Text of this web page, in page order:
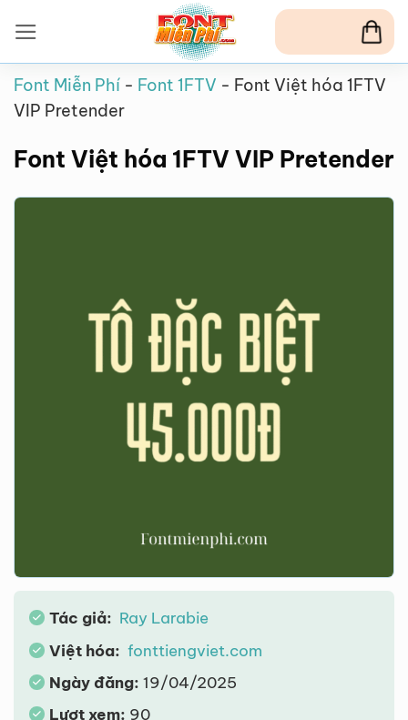
qua
nội
dung
Font Miễn Phí - Font 1FTV - Font Việt hóa 1FTV
VIP Pretender
Font Việt hóa 1FTV VIP Pretender
Tác giả: Ray Larabie
Việt hóa: fonttiengviet.com
Ngày đăng: 19/04/2025
Lượt xem: 90